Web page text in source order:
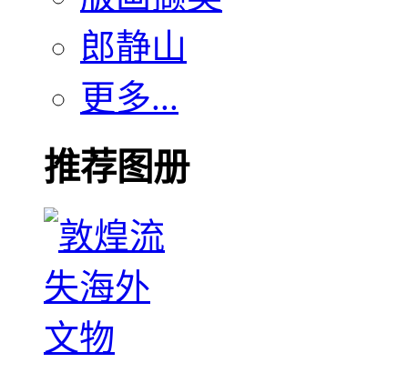
郎静山
更多...
推荐图册